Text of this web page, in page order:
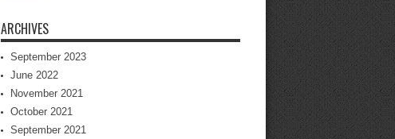
ARCHIVES
September 2023
June 2022
November 2021
October 2021
September 2021